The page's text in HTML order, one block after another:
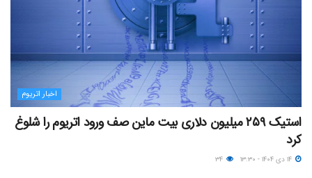
اخبار اتریوم
استیک ۲۵۹ میلیون دلاری بیت ماین صف ورود اتریوم را شلوغ
کرد